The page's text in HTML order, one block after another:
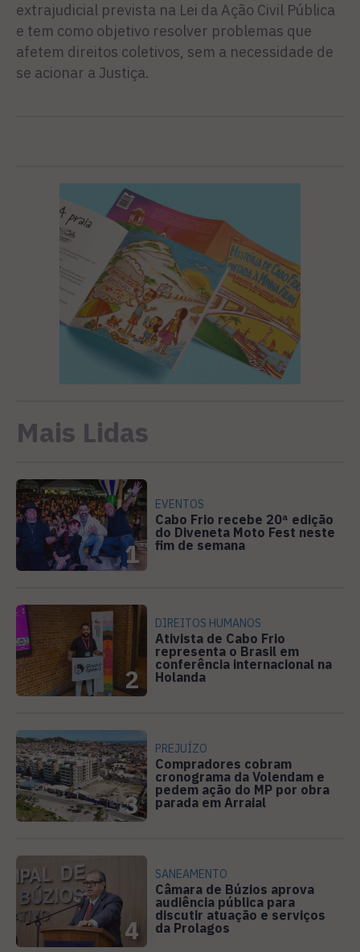
extrajudicial prevista na Lei da Ação Civil Pública
e tem como objetivo resolver problemas que
afetem direitos coletivos, sem a necessidade de
se acionar a Justiça.
Mais Lidas
1
EVENTOS
Cabo Frio recebe 20ª edição
do Diveneta Moto Fest neste
fim de semana
2
DIREITOS HUMANOS
Ativista de Cabo Frio
representa o Brasil em
conferência internacional na
Holanda
3
PREJUÍZO
Compradores cobram
cronograma da Volendam e
pedem ação do MP por obra
parada em Arraial
4
SANEAMENTO
Câmara de Búzios aprova
audiência pública para
discutir atuação e serviços
da Prolagos